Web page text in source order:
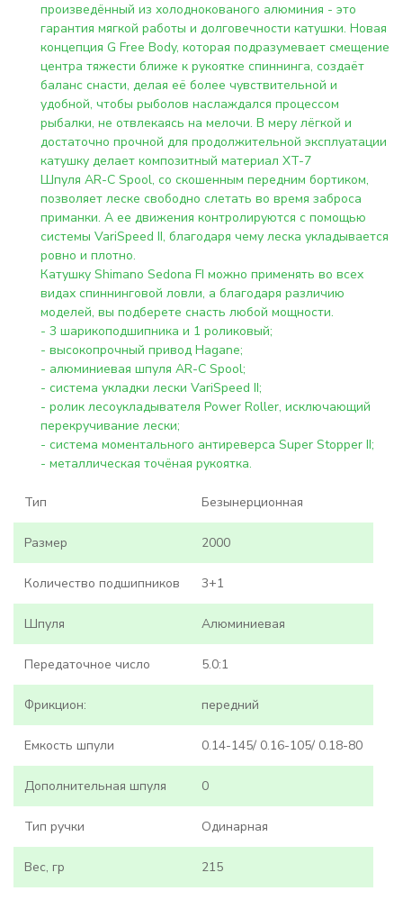
произведённый из холоднокованого алюминия - это
гарантия мягкой работы и долговечности катушки. Новая
концепция G Free Body, которая подразумевает смещение
центра тяжести ближе к рукоятке спиннинга, создаёт
баланс снасти, делая её более чувствительной и
удобной, чтобы рыболов наслаждался процессом
рыбалки, не отвлекаясь на мелочи. В меру лёгкой и
достаточно прочной для продолжительной эксплуатации
катушку делает композитный материал XT-7
Шпуля AR-C Spool, со скошенным передним бортиком,
позволяет леске свободно слетать во время заброса
приманки. А ее движения контролируются с помощью
системы VariSpeed II, благодаря чему леска укладывается
ровно и плотно.
Катушку Shimano Sedona FI можно применять во всех
видах спиннинговой ловли, а благодаря различию
моделей, вы подберете снасть любой мощности.
- 3 шарикоподшипника и 1 роликовый;
- высокопрочный привод Hagane;
- алюминиевая шпуля AR-C Spool;
- система укладки лески VariSpeed II;
- ролик лесоукладывателя Power Roller, исключающий
перекручивание лески;
- система моментального антиреверса Super Stopper II;
- металлическая точёная рукоятка.
Тип Безынерционная
Размер 2000
Количество подшипников 3+1
Шпуля Алюминиевая
Передаточное число 5.0:1
Фрикцион: передний
Емкость шпули 0.14-145/ 0.16-105/ 0.18-80
Дополнительная шпуля 0
Тип ручки Одинарная
Вес, гр 215